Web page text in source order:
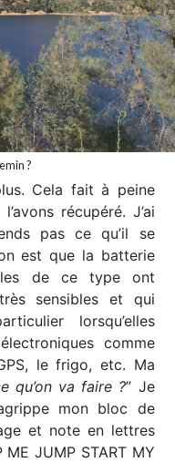
?
Cela fait à peine
récupéré. J’ai
pas ce qu’il se
est que la batterie
de ce type ont
sensibles et qui
lorsqu’elles
comme
le frigo, etc. Ma
qu’on va faire ?” Je
mon bloc de
et note en lettres
ME JUMP START MY